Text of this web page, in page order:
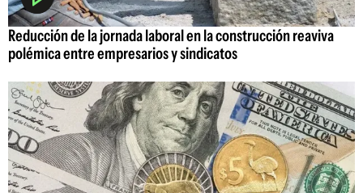
Reducción de la jornada laboral en la construcción reaviva
polémica entre empresarios y sindicatos